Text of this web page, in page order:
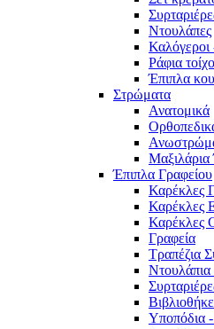
Ντουλάπες
Ράφια
Έπιπλα
Στρώματα
Ανατομικά
Έπιπλα Γραφείου
Καρέκλες
Καρέκλες
Καρέκλες
Γραφεία
Τραπέζια
Υποπόδια